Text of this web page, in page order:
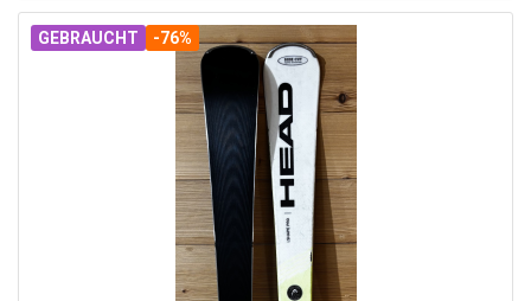
GEBRAUCHT -76%